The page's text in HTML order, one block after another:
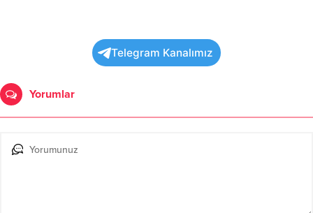
Telegram Kanalımız
Yorumlar